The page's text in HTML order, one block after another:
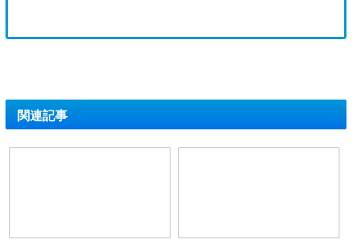
関連記事